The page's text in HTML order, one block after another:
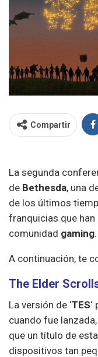
Compartir
La segunda
de Bethesda, una
de los últimos
franquicias que
comunidad gaming.
A continuación, te
The Elder
La versión de ‘TES
cuando fue
que un título de
dispositivos tan